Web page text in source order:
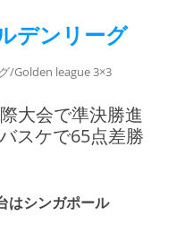
デンリーグ
/Golden league 3×3
大会で準決勝進
スケで65点差勝
はシンガポール